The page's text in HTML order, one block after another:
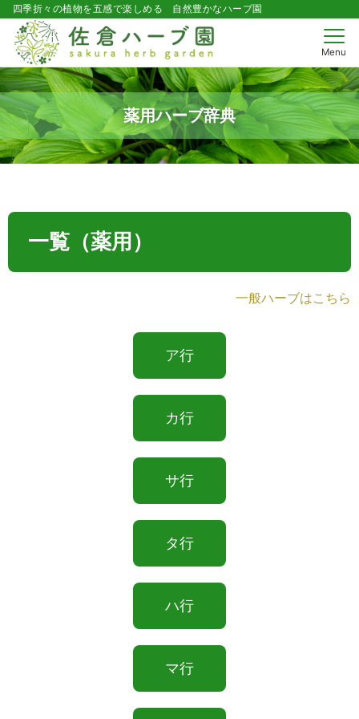
四季折々の植物を五感で楽しめる 自然豊かなハーブ園
Menu
薬用ハーブ辞典
一覧（薬用）
一般ハーブはこちら
ア行
カ行
サ行
タ行
ハ行
マ行